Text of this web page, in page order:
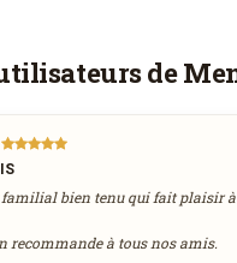
août 2026
mer jeu ven sam dim
être livré
Tibet IIet vous
à la maison ? Ce
encore la livraison en
de rejoindrewedely.com
et être livré chez vous !
de
bien tenu qui fait plaisir
recommande à tous nos amis.